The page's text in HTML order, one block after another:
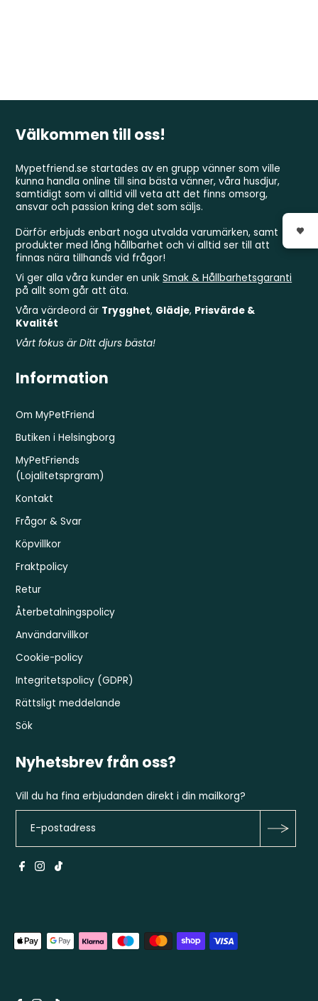
Välkommen till oss!
Mypetfriend.se startades av en grupp vänner som ville
kunna handla online till sina bästa vänner, våra husdjur,
samtidigt som vi alltid vill veta att det finns omsorg,
ansvar och passion kring det som säljs.
Därför erbjuds enbart noga utvalda varumärken, samt
produkter med lång hållbarhet och vi alltid ser till att
finnas nära tillhands vid frågor!
Vi ger alla våra kunder en unikSmak & Hållbarhetsgaranti
på allt som går att äta.
Våra värdeord är Trygghet, Glädje, Prisvärde &
Kvalitét
Vårt fokus är Ditt djurs bästa!
Information
Om MyPetFriend
Butiken i Helsingborg
MyPetFriends
(Lojalitetsprgram)
Kontakt
Frågor & Svar
Köpvillkor
Fraktpolicy
Retur
Återbetalningspolicy
Användarvillkor
Cookie-policy
Integritetspolicy (GDPR)
Rättsligt meddelande
Sök
Nyhetsbrev från oss?
Vill du ha fina erbjudanden direkt i din mailkorg?